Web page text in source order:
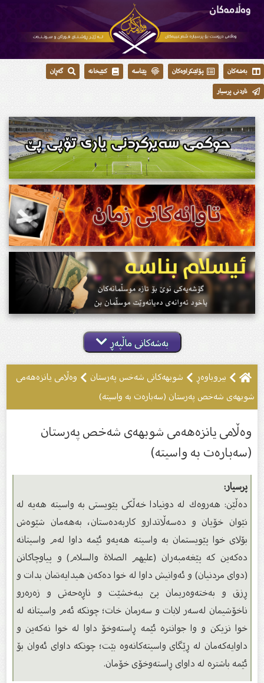
بەشەکان پۆلێنکراوەکان پێناسە کتێبخانە
گەڕان
ناردنی پرسیار
بەشەکانی ماڵپەڕ
بیروباوه‌ڕ شوبهەکانى شەخس پەرستان
وەڵامی یانزەهەمی
شوبهەی شەخص پەرستان (سەبارەت بە واسیتە)
وەڵامی یانزەهەمی شوبهەی شەخص پەرستان
(سەبارەت بە واسیتە)
پرسیار:
دەڵێن: هەروەك لە دونیادا خەڵكی پێویستی بە واسیتە هەیە لە
نێوان خۆیان و دەسەڵاتدارو كاربەدەستان، بەهەمان شێوەش
بۆلای خوا پێویستمان بە واسیتە هەیەو ئێمە داوا لەم واسیتانە
دەكەین كە پێغەمبەران (عليهم الصلاة والسلام) و پیاوچاكانن
(دوای مردنیان) و ئەوانیش داوا لە خوا دەكەن هیدایەتمان بدات و
ڕزق و بەختەوەریمان پێ‌ ببەخشێت و ناڕەحەتی و زەرەرو
ناخۆشیمان لەسەر لابات و سەرمان خات؛ چونكە ئەم واسیتانە لە
خوا نزیكن و وا جوانترە ئێمە ڕاستەوخۆ داوا لە خوا نەكەین و
داوایەكەمان لە ڕێگای واسیتەكانەوە بێت؛ چونكە داوای ئەوان بۆ
ئێمە باشترە لە داوای ڕاستەوخۆی خۆمان.